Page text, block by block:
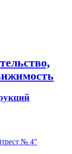
№ 4"